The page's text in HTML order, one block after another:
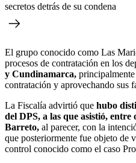
secretos detrás de su condena
El grupo conocido como Las
procesos de contratación en los
y Cundinamarca,
contratación y aprovechando sus
La Fiscalía advirtió que hubo
del DPS, a las que asistió,
Barreto, al parecer, con la
que posteriormente fue objeto de
control conocido como el caso